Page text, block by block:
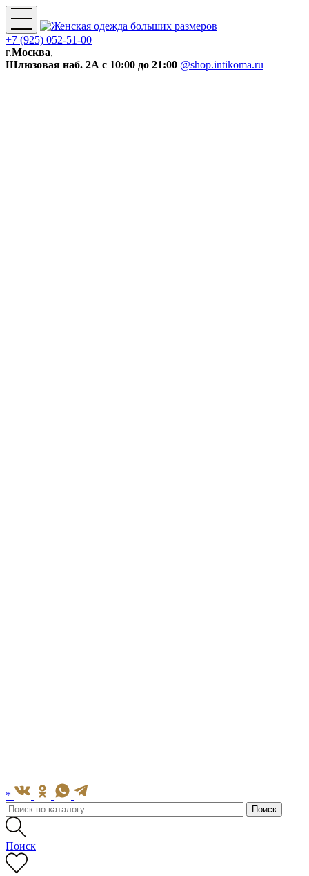
+7 (925) 052-51-00
г.Москва,
Шлюзовая наб. 2А с 10:00 до 21:00 @shop.intikoma.ru
*
Поиск